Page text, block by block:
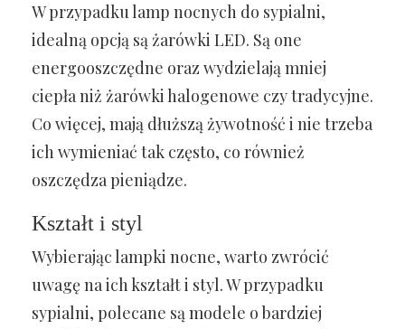
W przypadku lamp nocnych do sypialni,
idealną opcją są żarówki LED. Są one
energooszczędne oraz wydzielają mniej
ciepła niż żarówki halogenowe czy tradycyjne.
Co więcej, mają dłuższą żywotność i nie trzeba
ich wymieniać tak często, co również
oszczędza pieniądze.
Kształt i styl
Wybierając lampki nocne, warto zwrócić
uwagę na ich kształt i styl. W przypadku
sypialni, polecane są modele o bardziej